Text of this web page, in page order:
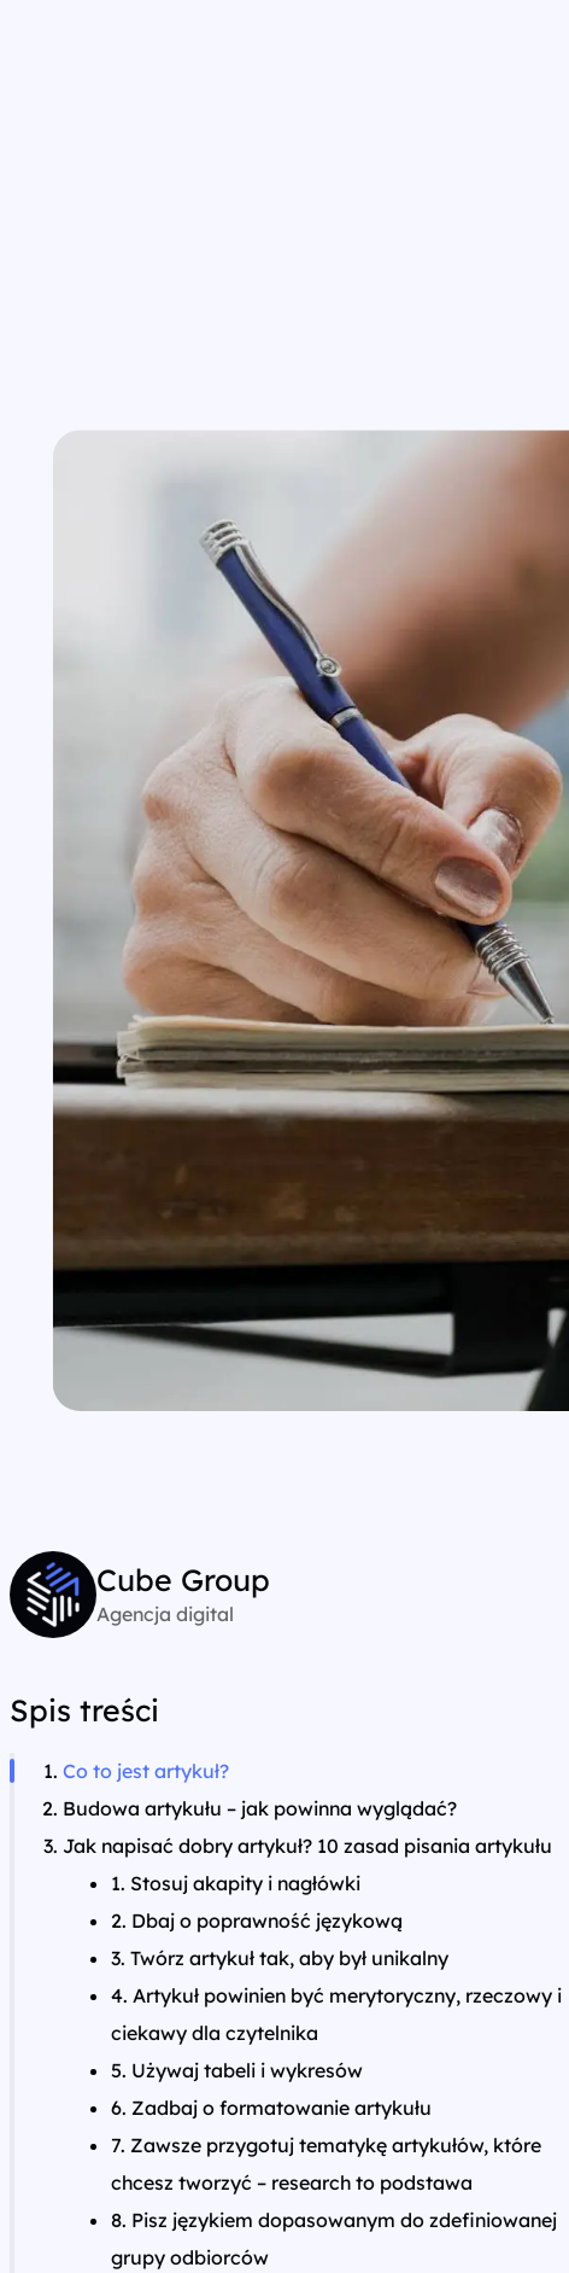
Cube Group
Agencja digital
Spis treści
Co to jest artykuł?
Budowa artykułu – jak powinna wyglądać?
Jak napisać dobry artykuł? 10 zasad pisania artykułu
1. Stosuj akapity i nagłówki
2. Dbaj o poprawność językową
3. Twórz artykuł tak, aby był unikalny
4. Artykuł powinien być merytoryczny, rzeczowy i
ciekawy dla czytelnika
5. Używaj tabeli i wykresów
6. Zadbaj o formatowanie artykułu
7. Zawsze przygotuj tematykę artykułów, które
chcesz tworzyć – research to podstawa
8. Pisz językiem dopasowanym do zdefiniowanej
grupy odbiorców